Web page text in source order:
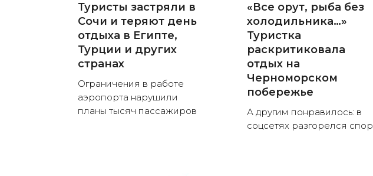
Туристы застряли в
Сочи и теряют день
отдыха в Египте,
Турции и других
странах
Ограничения в работе
аэропорта нарушили
планы тысяч пассажиров
«Все орут, рыба без
холодильника…»
Туристка
раскритиковала
отдых на
Черноморском
побережье
А другим понравилось: в
соцсетях разгорелся спор